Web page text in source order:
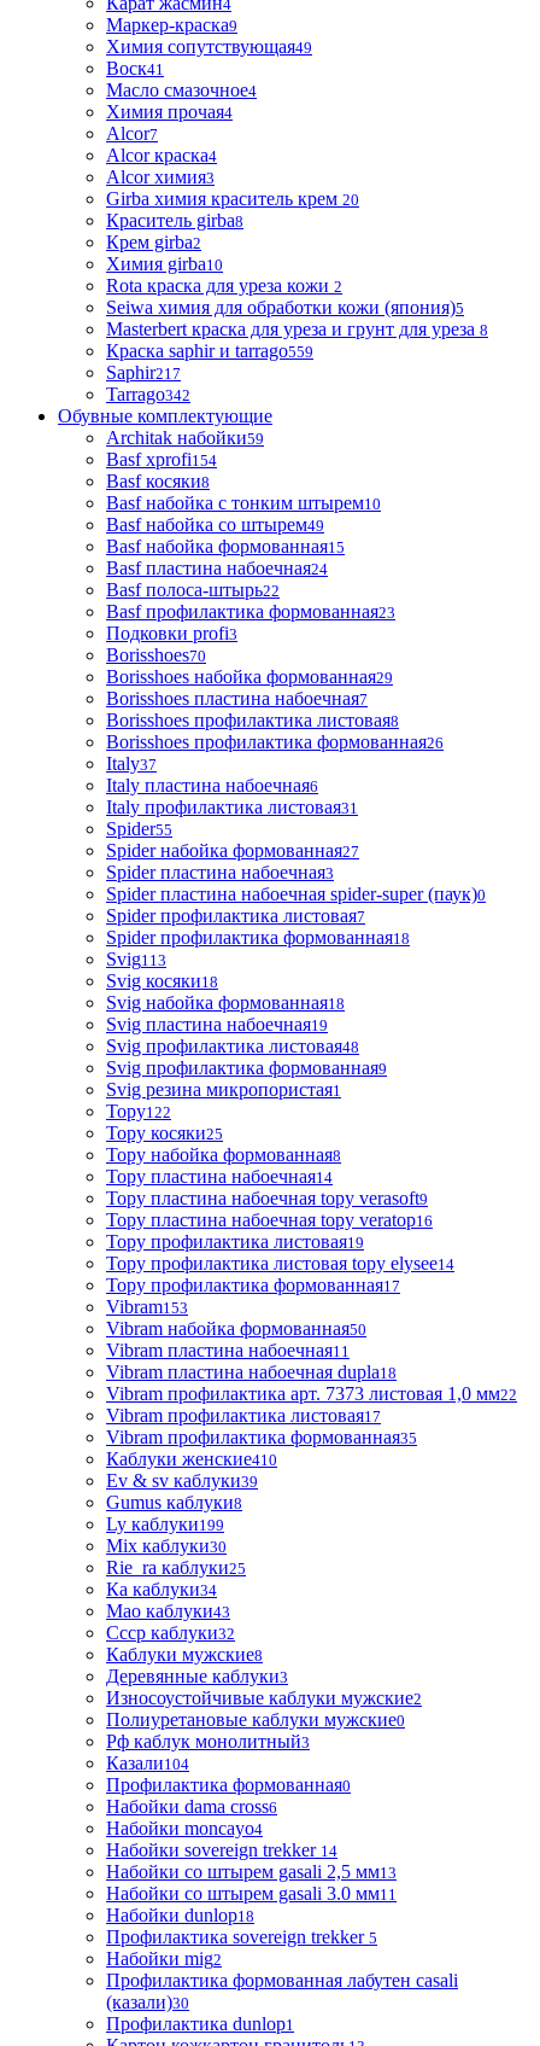
4
Маркер-краска9
Химия сопутствующая49
Воск41
Масло смазочное4
Химия прочая4
Alcor7
Alcor краска4
Alcor химия3
Girba химия краситель крем 20
Краситель girba8
Крем girba2
Химия girba10
Rota краска для уреза кожи 2
Seiwa химия для обработки кожи (япония)5
Masterbert краска для уреза и грунт для уреза 8
Краска saphir и tarrago559
Saphir217
Tarrago342
Обувные комплектующие
Architak набойки59
Basf xprofi154
Basf косяки8
Basf набойка с тонким штырем10
Basf набойка со штырем49
Basf набойка формованная15
Basf пластина набоечная24
Basf полоса-штырь22
Basf профилактика формованная23
Подковки profi3
Borisshoes70
Borisshoes набойка формованная29
Borisshoes пластина набоечная7
Borisshoes профилактика листовая8
Borisshoes профилактика формованная26
Italy37
Italy пластина набоечная6
Italy профилактика листовая31
Spider55
Spider набойка формованная27
Spider пластина набоечная3
Spider пластина набоечная spider-super (паук)0
Spider профилактика листовая7
Spider профилактика формованная18
Svig113
Svig косяки18
Svig набойка формованная18
Svig пластина набоечная19
Svig профилактика листовая48
Svig профилактика формованная9
Svig резина микропористая1
Topy122
Topy косяки25
Topy набойка формованная8
Topy пластина набоечная14
Topy пластина набоечная topy verasoft9
Topy пластина набоечная topy veratop16
Topy профилактика листовая19
Topy профилактика листовая topy elysee14
Topy профилактика формованная17
Vibram153
Vibram набойка формованная50
Vibram пластина набоечная11
Vibram пластина набоечная dupla18
Vibram профилактика арт. 7373 листовая 1,0 мм22
Vibram профилактика листовая17
Vibram профилактика формованная35
Каблуки женские410
Ev & sv каблуки39
Gumus каблуки8
Ly каблуки199
Mix каблуки30
Rie_ra каблуки25
Ка каблуки34
Мао каблуки43
Ссср каблуки32
Каблуки мужские8
Деревянные каблуки3
Износоустойчивые каблуки мужские2
Полиуретановые каблуки мужские0
Рф каблук монолитный3
Казали104
Профилактика формованная0
Набойки dama cross6
Набойки moncayo4
Набойки sovereign trekker 14
Набойки со штырем gasali 2,5 мм13
Набойки со штырем gasali 3.0 мм11
Набойки dunlop18
Профилактика sovereign trekker 5
Набойки mig2
Профилактика формованная лабутен casali
(казали)30
Профилактика dunlop1